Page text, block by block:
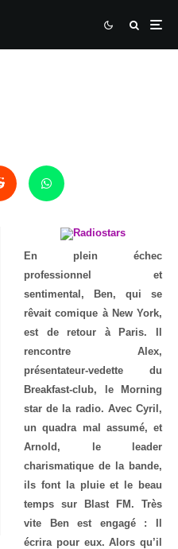
En plein échec
professionnel et
sentimental, Ben, qui se
rêvait comique à New York,
est de retour à Paris. Il
rencontre Alex,
présentateur-vedette du
Breakfast-club, le Morning
star de la radio. Avec Cyril,
un quadra mal assumé, et
Arnold, le leader
charismatique de la bande,
ils font la pluie et le beau
temps sur Blast FM. Très
vite Ben est engagé : Il
écrira pour eux. Alors qu’il